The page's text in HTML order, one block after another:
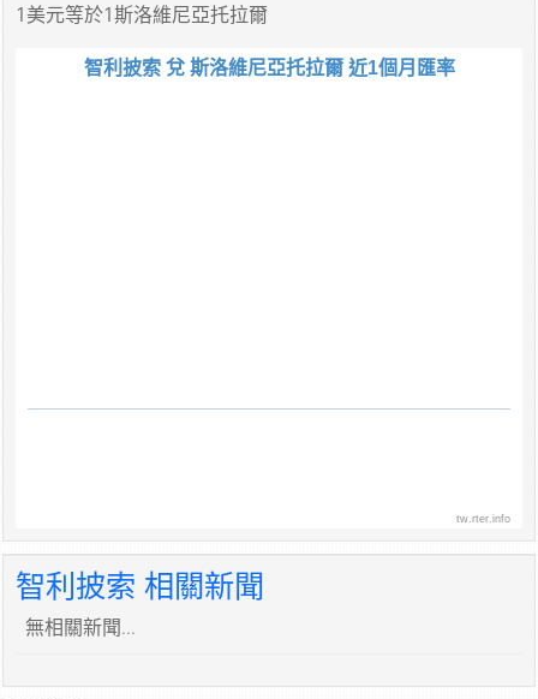
1美元等於1斯洛維尼亞托拉爾
智利披索 兌 斯洛維尼亞托拉爾 近1個月匯率
tw.rter.info
智利披索 相關新聞
無相關新聞...